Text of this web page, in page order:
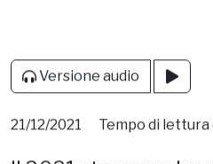
Versione audio
21/12/2021 Tempo di lettura